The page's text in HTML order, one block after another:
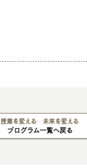
授業を変える 未来を変える
プログラム一覧へ戻る